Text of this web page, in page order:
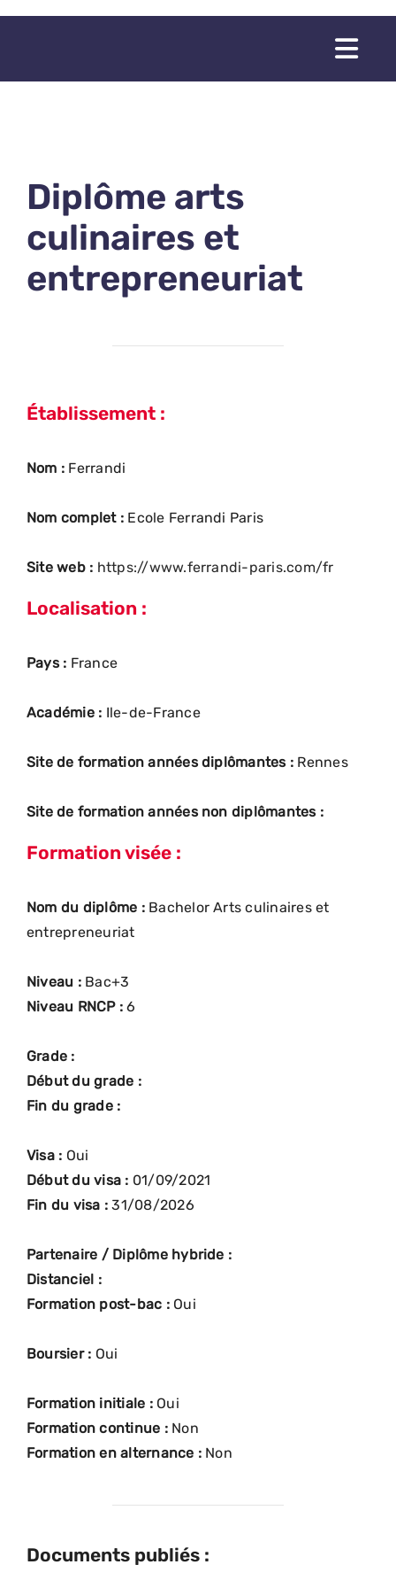
Diplôme arts
culinaires et
entrepreneuriat
Établissement :
Nom : Ferrandi
Nom complet : Ecole Ferrandi Paris
Site web : https://www.ferrandi-paris.com/fr
Localisation :
Pays : France
Académie : Ile-de-France
Site de formation années diplômantes : Rennes
Site de formation années non diplômantes :
Formation visée :
Nom du diplôme : Bachelor Arts culinaires et
entrepreneuriat
Niveau : Bac+3
Niveau RNCP :6
Grade :
Début du grade :
Fin du grade :
Visa : Oui
Début du visa : 01/09/2021
Fin du visa :31/08/2026
Partenaire / Diplôme hybride :
Distanciel :
Formation post-bac : Oui
Boursier : Oui
Formation initiale : Oui
Formation continue : Non
Formation en alternance : Non
Documents publiés :